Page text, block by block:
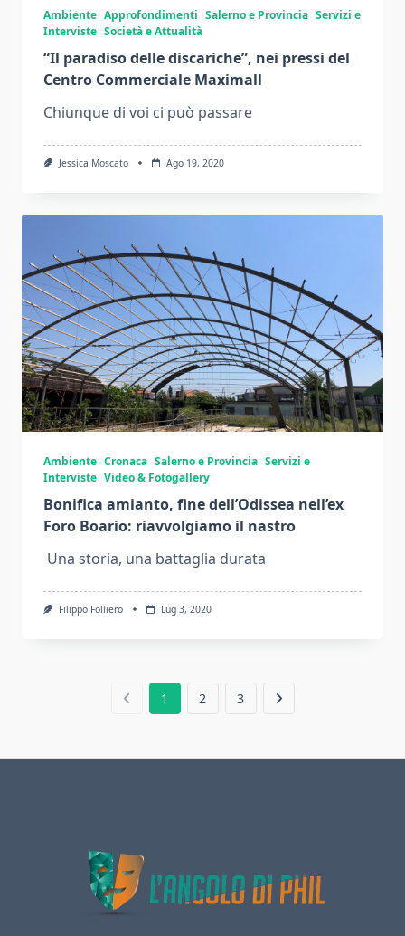
Ambiente Approfondimenti Salerno e Provincia Servizi e
Interviste Società e Attualità
“Il paradiso delle discariche”, nei pressi del
Centro Commerciale Maximall
Chiunque di voi ci può passare
Jessica Moscato Ago 19, 2020
Ambiente Cronaca Salerno e Provincia Servizi e
Interviste Video & Fotogallery
Bonifica amianto, fine dell’Odissea nell’ex
Foro Boario: riavvolgiamo il nastro
Una storia, una battaglia durata
Filippo Folliero Lug 3, 2020
1 2 3